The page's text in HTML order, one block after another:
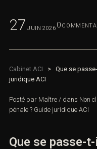
27 JUIN 2026 0
Cabinet ACI > Que se
juridique ACI
Posté par Maître / dans Non
relaxe pénale ? Guide juridique
Que se passe-